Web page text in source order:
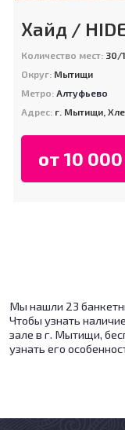
Хайд /
Количество мест: 30/
Округ: Мытищи
Метро:Алтуфьево
Адрес: г. Мытищи,
от 10
Мы нашли 23
Чтобы узнать
зале в г. Мытищи,
узнать его